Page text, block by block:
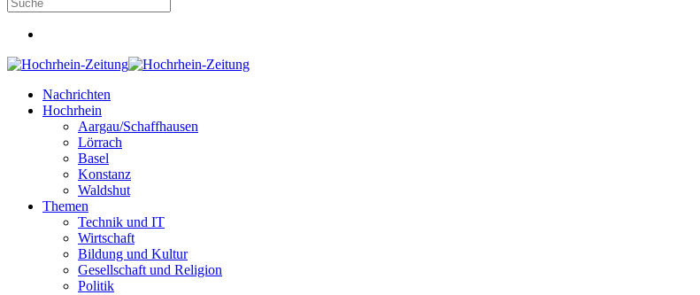
Nachrichten
Hochrhein
Aargau/Schaffhausen
Lörrach
Basel
Konstanz
Waldshut
Themen
Technik und IT
Wirtschaft
Bildung und Kultur
Gesellschaft und Religion
Politik